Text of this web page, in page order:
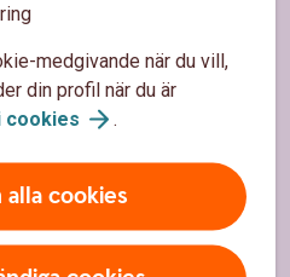
medgivande när du vill,
din profil när du är
cookies .
alla cookies